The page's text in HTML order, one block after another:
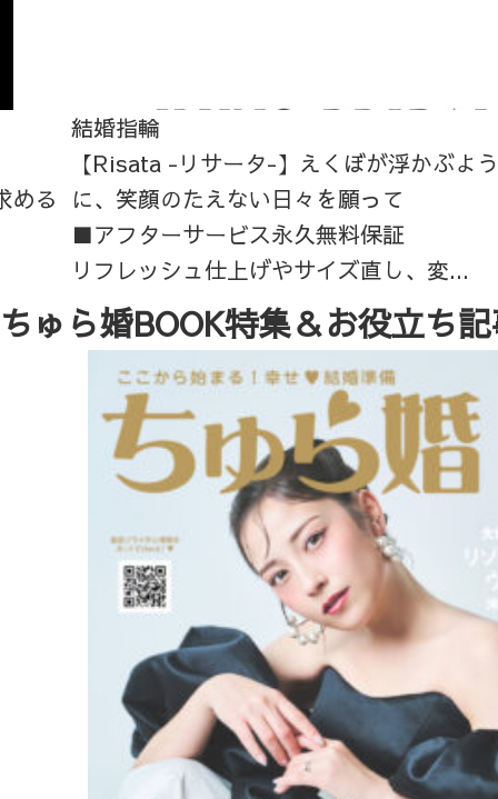
める
結婚指輪
【Risata -リサータ-】えくぼが浮かぶよ
に、笑顔のたえない日々を願って
■アフターサービス永久無料保証
リフレッシュ仕上げやサイズ直し、変...
ちゅら婚BOOK特集＆お役立ち